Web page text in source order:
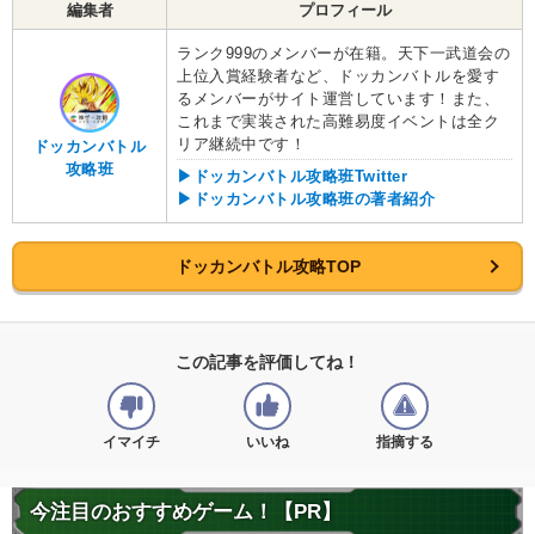
編集者 プロフィール
ドッカンバトル
攻略班
ランク999のメンバーが在籍。天下一武道会の
上位入賞経験者など、ドッカンバトルを愛す
るメンバーがサイト運営しています！また、
これまで実装された高難易度イベントは全ク
リア継続中です！
▶ドッカンバトル攻略班Twitter
▶ドッカンバトル攻略班の著者紹介
ドッカンバトル攻略TOP
この記事を評価してね！
イマイチ いいね 指摘する
今注目のおすすめゲーム！【PR】